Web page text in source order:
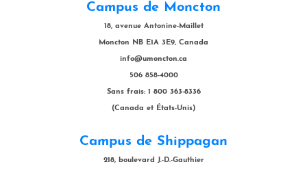
Campus de Moncton
18, avenue Antonine-Maillet
Moncton NB E1A 3E9, Canada
info@umoncton.ca
506 858-4000
Sans frais: 1 800 363-8336
(Canada et États-Unis)
Campus de Shippagan
218, boulevard J.-D.-Gauthier